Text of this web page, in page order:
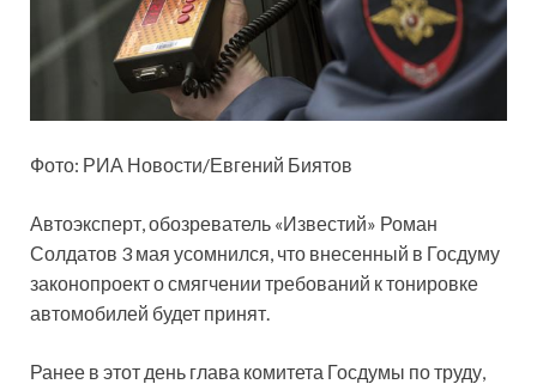
Фото: РИА Новости/Евгений Биятов
Автоэксперт, обозреватель «Известий» Роман
Солдатов 3 мая усомнился, что внесенный в Госдуму
законопроект о смягчении требований к тонировке
автомобилей будет принят.
Ранее в этот день глава комитета Госдумы по труду,